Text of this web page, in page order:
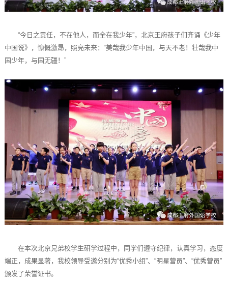
“今日之责任，不在他人，而全在我少年”，北京王府孩子们齐诵《少年
中国说》，慷慨激昂，照亮未来：“美哉我少年中国，与天不老！壮哉我中
国少年，与国无疆！”
在本次北京兄弟校学生研学过程中，同学们遵守纪律，认真学习，态度
端正，成果显著，我校领导受邀分别为“优秀小组”、“明星营员”、“优秀营员”
颁发了荣誉证书。